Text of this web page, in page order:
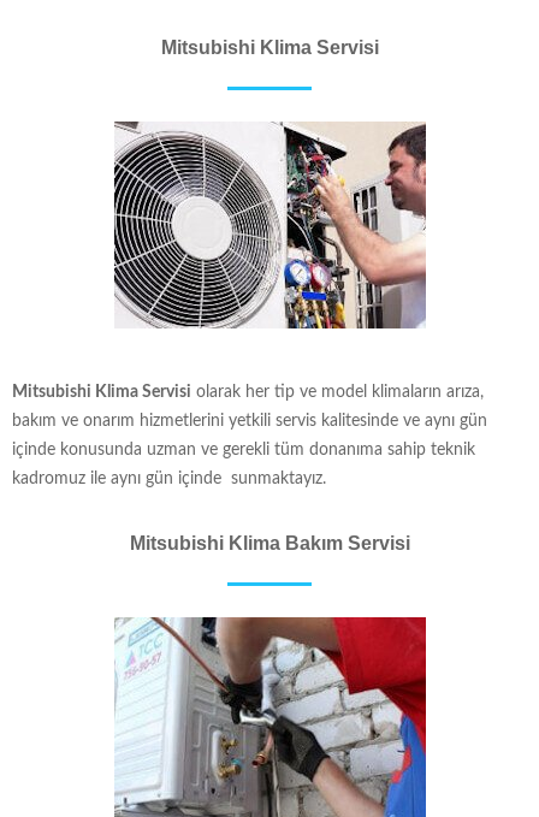
Mitsubishi Klima Servisi
Mitsubishi Klima Servisi olarak her tip ve model klimaların arıza,
bakım ve onarım hizmetlerini yetkili servis kalitesinde ve aynı gün
içinde konusunda uzman ve gerekli tüm donanıma sahip teknik
kadromuz ile aynı gün içinde sunmaktayız.
Mitsubishi Klima Bakım Servisi